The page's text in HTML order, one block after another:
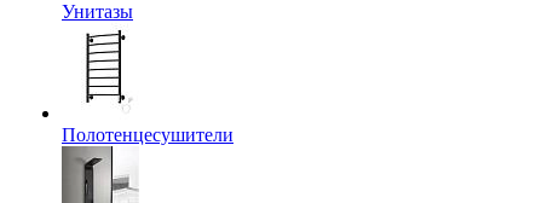
Унитазы
Полотенцесушители